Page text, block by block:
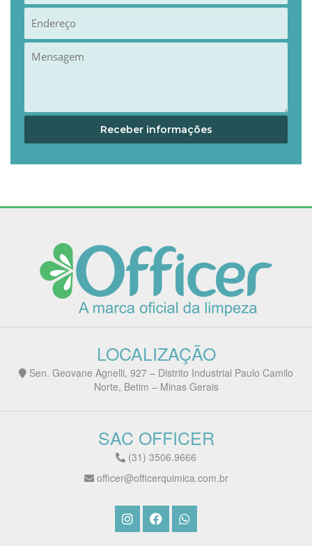
LOCALIZAÇÃO
Sen. Geovane Agnelli, 927 – Distrito Industrial Paulo Camilo
Norte, Betim – Minas Gerais
SAC OFFICER
(31) 3506.9666
officer@officerquimica.com.br